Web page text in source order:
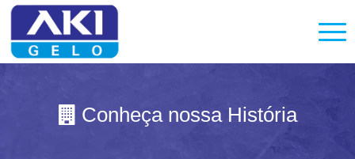
 Conheça nossa História